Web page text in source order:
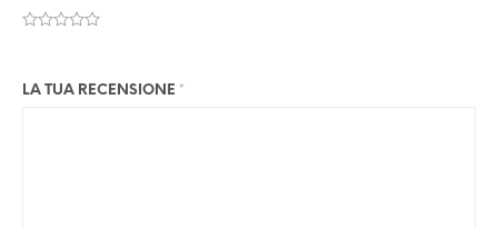
LA TUA RECENSIONE *